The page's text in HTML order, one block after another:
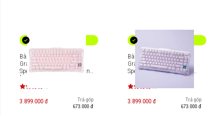
Bàn phím Gaming
Gravastar Mercury K1
Special Edition - Sakura Pink
[GS K1_P_PNK]
3.899.000 đ
Trả góp
673.000 đ
Bàn phím Gaming
Gravastar Mercury K1
Special Edition - Lavender
3.899.000 đ
Trả góp
673.000 đ